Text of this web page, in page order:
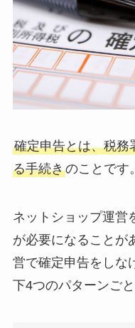
確定申告とは、税務
る手続きのことです。
ネットショップ運営
が必要になることが
営で確定申告をしな
下4つのパターンご